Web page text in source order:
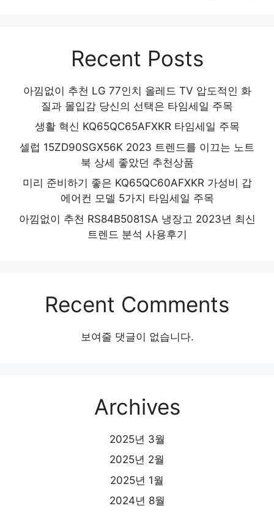
Recent Posts
아낌없이 추천 LG 77인치 올레드 TV 압도적인 화
질과 몰입감 당신의 선택은 타임세일 주목
생활 혁신 KQ65QC65AFXKR 타임세일 주목
셀럽 15ZD90SGX56K 2023 트렌드를 이끄는 노트
북 상세 좋았던 추천상품
미리 준비하기 좋은 KQ65QC60AFXKR 가성비 갑
에어컨 모델 5가지 타임세일 주목
아낌없이 추천 RS84B5081SA 냉장고 2023년 최신
트렌드 분석 사용후기
Recent Comments
보여줄 댓글이 없습니다.
Archives
2025년 3월
2025년 2월
2025년 1월
2024년 8월